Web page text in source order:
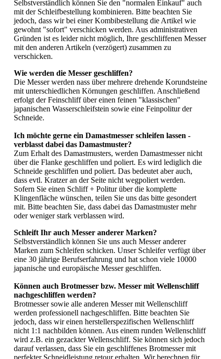
Selbstverständlich können Sie den "normalen Einkauf" auch
mit der Schleifbestellung kombinieren. Bitte beachten Sie
jedoch, dass wir bei einer Kombibestellung die Artikel wie
gewohnt "sofort" verschicken werden. Aus administrativen
Gründen ist es leider nicht möglich, Ihre geschliffenen Messer
mit den anderen Artikeln (verzögert) zusammen zu
verschicken.
Wie werden die Messer geschliffen?
Die Messer werden nass über mehrere drehende Korundsteine
mit unterschiedlichen Körnungen geschliffen. Anschließend
erfolgt der Feinschliff über einen feinen "klassischen"
japanischen Wasserschleifstein sowie eine Feinpolitur der
Schneide.
Ich möchte gerne ein Damastmesser schleifen lassen -
verblasst dabei das Damastmuster?
Zum Erhalt des Damastmusters, werden Damastmesser nicht
über die Flanke geschliffen und poliert. Es wird lediglich die
Schneide geschliffen und poliert. Das bedeutet aber auch,
dass evtl. Kratzer an der Seite nicht wegpoliert werden.
Sofern Sie einen Schliff + Politur über die komplette
Klingenfläche wünschen, teilen Sie uns das bitte gesondert
mit. Bitte beachten Sie, dass dabei das Damastmuster mehr
oder weniger stark verblassen wird.
Schleift Ihr auch Messer anderer Marken?
Selbstverständlich können Sie uns auch Messer anderer
Marken zum Schleifen schicken. Unser Schleifer verfügt über
eine 30 jährige Berufserfahrung und hat schon viele 10000
japanische und europäische Messer geschliffen.
Können auch Brotmesser bzw. Messer mit Wellenschliff
nachgeschliffen werden?
Brotmesser sowie alle anderen Messer mit Wellenschliff
werden professionell nachgeschliffen. Bitte beachten Sie
jedoch, dass wir einen herstellerspezifischen Wellenschliff
nicht 1:1 nachbilden können. Aus einem runden Wellenschliff
wird z.B. ein gezackter Wellenschliff. Sie können sich jedoch
darauf verlassen, dass Sie ein geschliffenes Brotmesser mit
perfekter Schneidleistung retour erhalten. Wir berechnen für